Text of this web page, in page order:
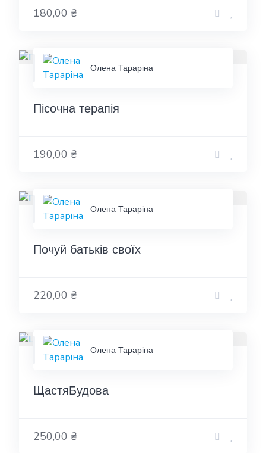
180,00 ₴
Олена Тараріна
Пісочна терапія
190,00 ₴
Олена Тараріна
Почуй батьків своїх
220,00 ₴
Олена Тараріна
ЩастяБудова
250,00 ₴